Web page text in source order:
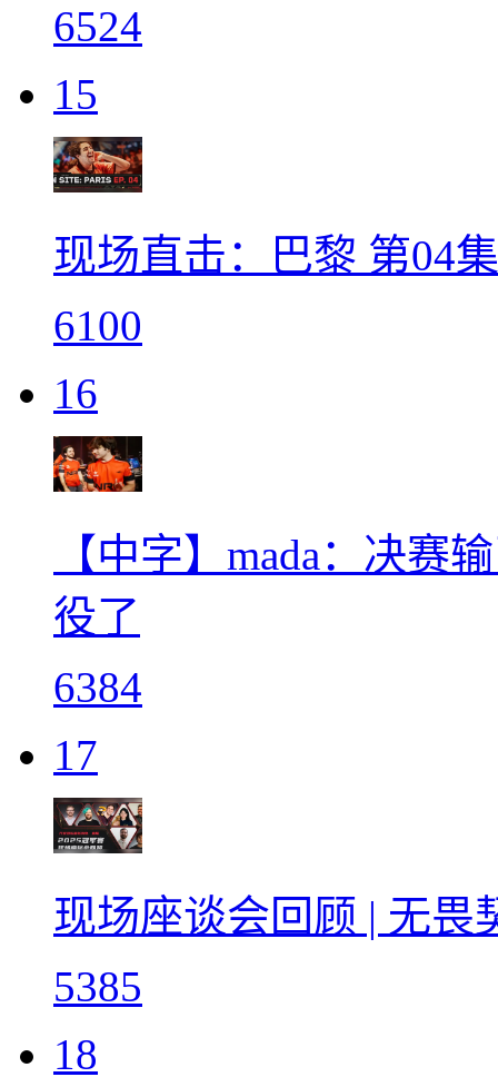
6524
15
现场直击：巴黎 第04
6100
16
【中字】mada：决赛
役了
6384
17
现场座谈会回顾 | 无畏
5385
18